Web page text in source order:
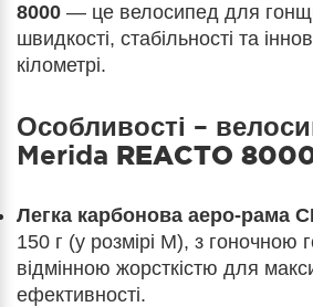
8000 — це велосипед для
швидкості, стабільності та
кілометрі.
Особливості –
Merida REACTO
Легка карбонова аеро-рама
150 г (у розмірі M), з гоночною
відмінною жорсткістю для
ефективності.